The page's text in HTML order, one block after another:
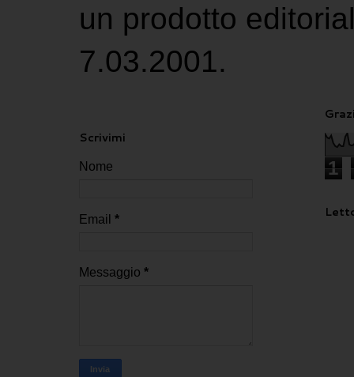
un prodotto
7.03.2001.
Scrivimi
Nome
Email *
Messaggio *
1